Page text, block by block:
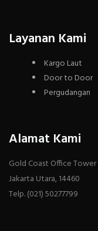
Layanan Kami
Kargo Laut
Door to Door
Pergudangan
Alamat Kami
Gold Coast Office Tower
Jakarta Utara, 14460
Telp. (021) 50277799